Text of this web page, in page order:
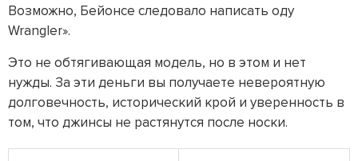
Возможно, Бейонсе следовало написать оду
Wrangler».
Это не обтягивающая модель, но в этом и нет
нужды. За эти деньги вы получаете невероятную
долговечность, исторический крой и уверенность в
том, что джинсы не растянутся после носки.